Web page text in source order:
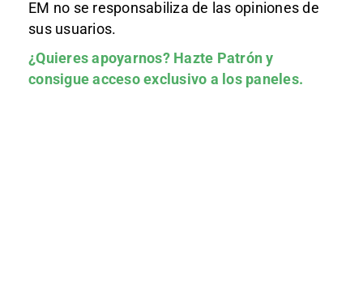
EM no se responsabiliza de las opiniones de
sus usuarios.
¿Quieres apoyarnos? Hazte Patróny
consigue acceso exclusivo a los paneles.